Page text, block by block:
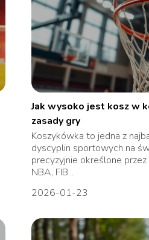
Jak wysoko jest kosz w
zasady gry
Koszykówka to jedna z
dyscyplin sportowych na
precyzyjnie określone
NBA, FIB...
2026-01-23